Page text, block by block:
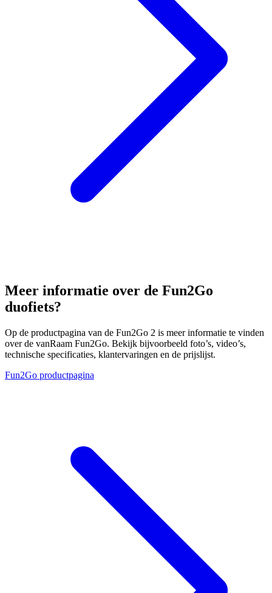
Meer informatie over de Fun2Go
duofiets?
Op de productpagina van de Fun2Go 2 is meer informatie te vinden
over de vanRaam Fun2Go. Bekijk bijvoorbeeld foto’s, video’s,
technische specificaties, klantervaringen en de prijslijst.
Fun2Go productpagina